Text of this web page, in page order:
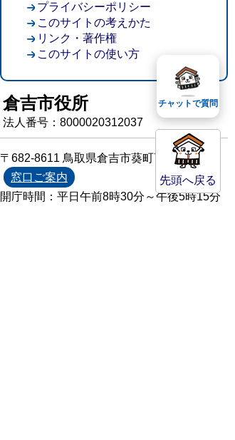
先頭へ戻る
プライバシーポリシー
このサイトの考えかた
リンク・著作権
このサイトの使い方
倉吉市役所
法人番号：8000020312037
〒682-8611 鳥取県倉吉市葵町722
窓口ご案内
開庁時間：平日午前8時30分～午後5時15分
チャットで質問